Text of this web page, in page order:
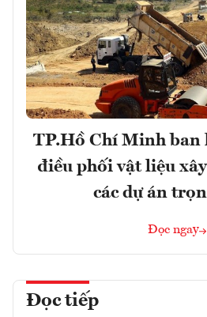
TP.Hồ Chí Minh ban
điều phối vật liệu
các dự án
Đọc ngay
Đọc tiếp